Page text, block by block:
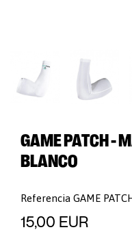
GAME PATCH -
BLANCO
Referencia GAME
15,00 EUR